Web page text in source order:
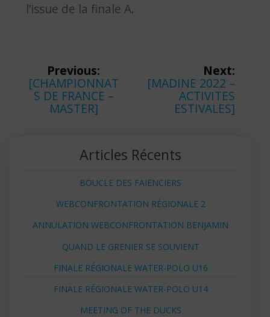
l’issue de la finale A.
Navigation
de
l’article
Previous:
Previous
post:
[CHAMPIONNAT
S DE FRANCE –
MASTER]
Next:
Next
[MADINE 2022 –
ACTIVITES
ESTIVALES]
Articles Récents
BOUCLE DES FAIENCIERS
WEBCONFRONTATION RÉGIONALE 2
ANNULATION WEBCONFRONTATION BENJAMIN
QUAND LE GRENIER SE SOUVIENT
FINALE RÉGIONALE WATER-POLO U16
FINALE RÉGIONALE WATER-POLO U14
MEETING OF THE DUCKS